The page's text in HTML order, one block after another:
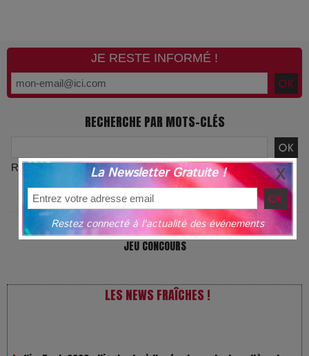
JE RESTE INFORMÉ !
RECHERCHE PAR MOTS-CLÉS
Recherche avancée
L'ACTUALITÉ PAR MOTS-CLÉS
JEU CONCOURS
LES NEWS FRAÎCHES !
algorithmes
La Newsletter Gratuite !
Restez connecté à l'actualité des événements